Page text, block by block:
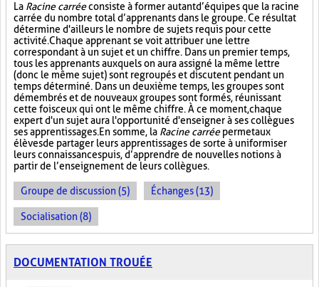
La Racine carréeconsiste à former autant d’équipes que la racine
carrée du nombre total d’apprenants dans le groupe. Ce résultat
détermine d'ailleurs le nombre de sujets requis pour cette
activité. Chaque apprenant se voit attribuer une lettre
correspondant à un sujet et un chiffre. Dans un premier temps,
tous les apprenants auxquels on aura assigné la même lettre
(donc le même sujet) sont regroupés et discutent pendant un
temps déterminé. Dans un deuxième temps, les groupes sont
démembrés et de nouveaux groupes sont formés, réunissant
cette fois ceux qui ont le même chiffre. À ce moment, chaque
expert d'un sujet aura l'opportunité d'enseigner à ses collègues
ses apprentissages. En somme, la Racine carréepermet aux
élèves de partager leurs apprentissages de sorte à uniformiser
leurs connaissances puis, d’apprendre de nouvelles notions à
partir de l’enseignement de leurs collègues.
Groupe de discussion (5) Échanges (13)
Socialisation (8)
DOCUMENTATION TROUÉE